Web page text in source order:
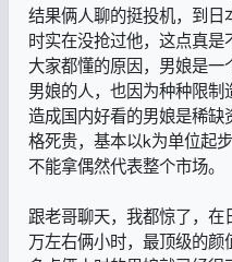
结果俩人聊的挺投机，到
时实在没抢过他，这点真
大家都懂的原因，男娘是
男娘的人，也因为种种限
造成国内好看的男娘是稀
格死贵，基本以k为单位起
不能拿偶然代表整个市场。
跟老哥聊天，我都惊了，
万左右俩小时，最顶级的